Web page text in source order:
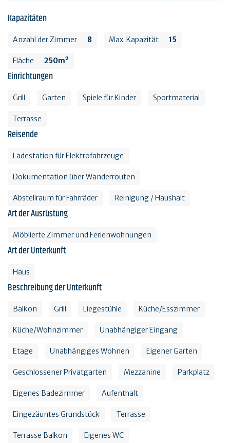
Kapazitäten
Anzahl der Zimmer 8 Max. Kapazität 15
Fläche 250m²
Einrichtungen
Grill Garten Spiele für Kinder Sportmaterial
Terrasse
Reisende
Ladestation für Elektrofahrzeuge
Dokumentation über Wanderrouten
Abstellraum für Fahrräder Reinigung / Haushalt
Art der Ausrüstung
Möblierte Zimmer und Ferienwohnungen
Art der Unterkunft
Haus
Beschreibung der Unterkunft
Balkon Grill Liegestühle Küche/Esszimmer
Küche/Wohnzimmer Unabhängiger Eingang
Etage Unabhängiges Wohnen Eigener Garten
Geschlossener Privatgarten Mezzanine Parkplatz
Eigenes Badezimmer Aufenthalt
Eingezäuntes Grundstück Terrasse
Terrasse Balkon Eigenes WC